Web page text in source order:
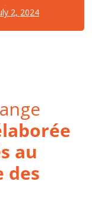
2, 2024
au
des